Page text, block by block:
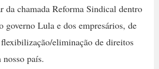
da chamada Reforma Sindical dentro
governo Lula e dos empresários, de
eliminação de direitos
país.